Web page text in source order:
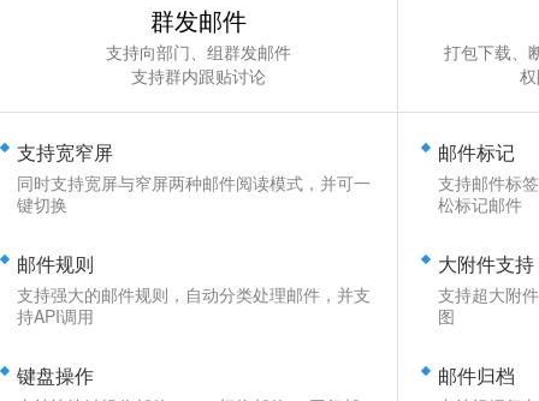
群发邮件
支持向部门、组群发邮件
支持群内跟贴讨论
支持宽窄屏
同时支持宽屏与窄屏两种邮件阅读模式，并可一
键切换
邮件规则
支持强大的邮件规则，自动分类处理邮件，并支
持API调用
键盘操作
打包下载、
邮件标记
支持邮件标
松标记邮件
大附件支持
支持超大附
图
邮件归档